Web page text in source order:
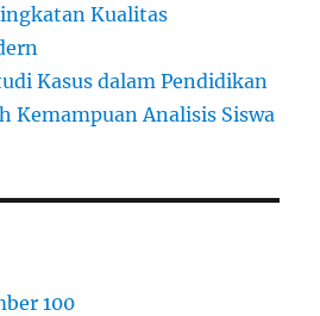
Kualitas
Kasus dalam Pendidikan
Kemampuan Analisis Siswa
100